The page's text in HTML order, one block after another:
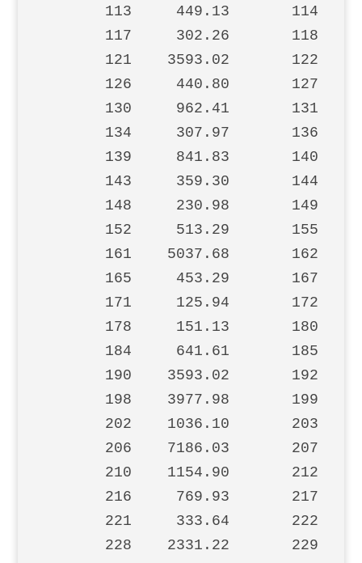
113     449.13       114
117     302.26       118
121    3593.02       122
126     440.80       127
130     962.41       131
134     307.97       136
139     841.83       140
143     359.30       144
148     230.98       149
152     513.29       155
161    5037.68       162
165     453.29       167
171     125.94       172
178     151.13       180
184     641.61       185
190    3593.02       192
198    3977.98       199
202    1036.10       203
206    7186.03       207
210    1154.90       212
216     769.93       217
221     333.64       222
228    2331.22       229